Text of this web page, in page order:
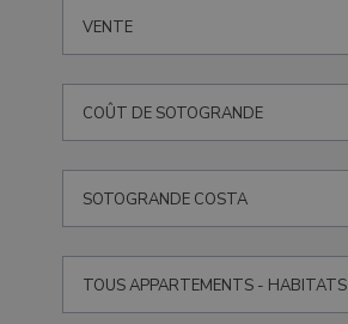
VENTE
COÛT DE SOTOGRANDE
SOTOGRANDE COSTA
TOUS APPARTEMENTS - HABITATS